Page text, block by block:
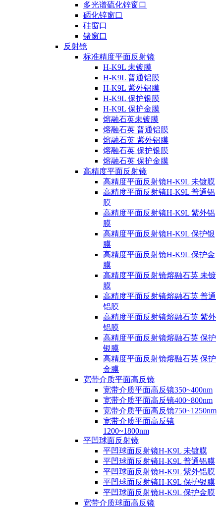
多光谱硫化锌窗口
硒化锌窗口
硅窗口
锗窗口
反射镜
标准精度平面反射镜
H-K9L 未镀膜
H-K9L 普通铝膜
H-K9L 紫外铝膜
H-K9L 保护银膜
H-K9L 保护金膜
熔融石英未镀膜
熔融石英 普通铝膜
熔融石英 紫外铝膜
熔融石英 保护银膜
熔融石英 保护金膜
高精度平面反射镜
高精度平面反射镜H-K9L 未镀膜
高精度平面反射镜H-K9L 普通铝
膜
高精度平面反射镜H-K9L 紫外铝
膜
高精度平面反射镜H-K9L 保护银
膜
高精度平面反射镜H-K9L 保护金
膜
高精度平面反射镜熔融石英 未镀
膜
高精度平面反射镜熔融石英 普通
铝膜
高精度平面反射镜熔融石英 紫外
铝膜
高精度平面反射镜熔融石英 保护
银膜
高精度平面反射镜熔融石英 保护
金膜
宽带介质平面高反镜
宽带介质平面高反镜350~400nm
宽带介质平面高反镜400~800nm
宽带介质平面高反镜750~1250nm
宽带介质平面高反镜
1200~1800nm
平凹球面反射镜
平凹球面反射镜H-K9L 未镀膜
平凹球面反射镜H-K9L 普通铝膜
平凹球面反射镜H-K9L 紫外铝膜
平凹球面反射镜H-K9L 保护银膜
平凹球面反射镜H-K9L 保护金膜
宽带介质球面高反镜